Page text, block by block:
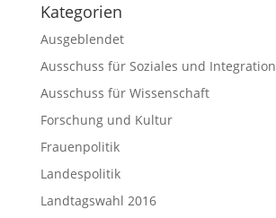
Kategorien
Ausgeblendet
Ausschuss für Soziales und Integration
Ausschuss für Wissenschaft
Forschung und Kultur
Frauenpolitik
Landespolitik
Landtagswahl 2016